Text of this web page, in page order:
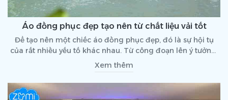
Áo đồng phục đẹp tạo nên từ chất liệu vải tốt
Để tạo nên một chiếc áo đồng phục đẹp, đó là sự hội tụ
của rất nhiều yếu tố khác nhau. Từ công đoạn lên ý tưởng,
thiết kế cho đến việc chọn vải, lên form áo,... Đặc biệt, có thể
nói, áo đồng phục đẹp tạo nên từ chất lượng vải tốt. Hãy
cùng theo dõi bài viết dưới đây bạn nhé!
Xem thêm